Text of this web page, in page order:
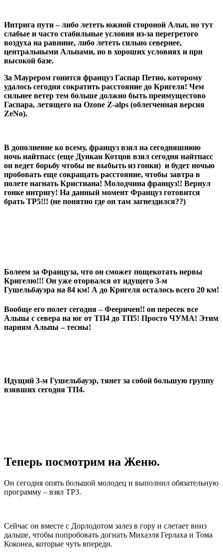
Интрига пути – либо лететь южной стороной Альп, но тут
слабые и часто стабильные условия из-за перегретого
воздуха на равнине, либо лететь сильно севернее,
центральными Альпами, но в хороших условиях и при
высокой базе.
За Маурером гонится француз Гаспар Петио, которому
удалось сегодня сократить расстояние до Кригеля! Чем
сильнее ветер тем больше должно быть преимущестово
Гаспара, летящего на Ozone Z-alps (облегченная версия
ZeNo).
В дополнение ко всему, француз взял на сегодняшнюю
ночь найтпасс (еще Дункан Котцов взял сегодня найтпасс
он ведет борьбу чтобы не выбыть из гонки) и будет ночью
пробовать еще сокращать расстояние, чтобы завтра в
полете нагнать Кристиана! Молодчина француз!! Вернул
гонке интригу! На данный момент Француз готовится
брать TP5!!! (не понятно где он там загнездился??)
Болеем за Француза, что он сможет пощекотать нервы
Кригелю!!! Он уже оторвался от идущего 3-м
Гушельбауэра на 84 км! А до Кригеля осталось всего 20 км!
Вообще его полет сегодня – Фееричен!! он пересек все
Альпы с севера на юг от ТП4 до ТП5! Просто ЧУМА! Этим
парням Альпы – тесны!
Идущий 3-м Гушельбауэр, тянет за собой большую группу
взявших сегодня ТП4.
Теперь посмотрим на Женю.
Он сегодня опять большой молодец и выполнил обязательную
программу – взял TP3.
Сейчас он вместе с Дорлодотом залез в гору и слетает вниз
дальше, чтобы попробовать догнать Михаэля Герлаха и Тома
Коконеа, которые чуть впереди.